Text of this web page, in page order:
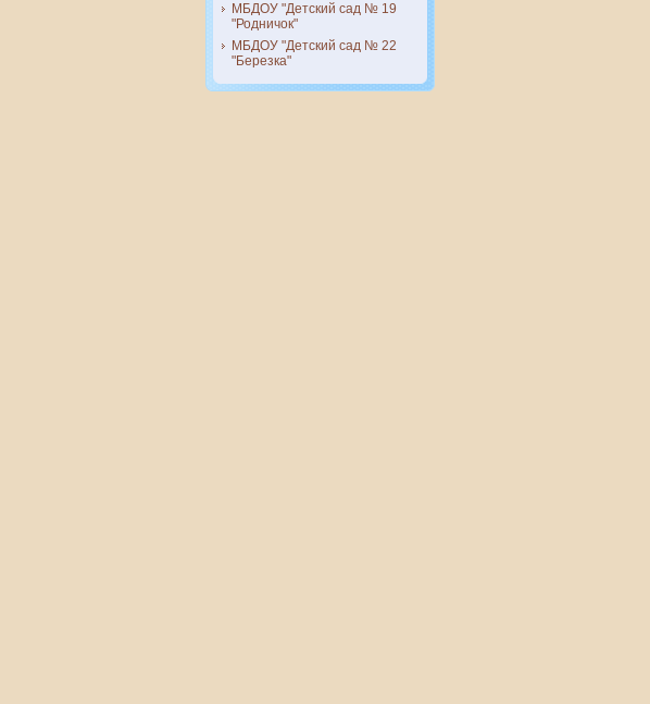
МБДОУ "Детский сад № 19
"Родничок"
МБДОУ "Детский сад № 22
"Березка"